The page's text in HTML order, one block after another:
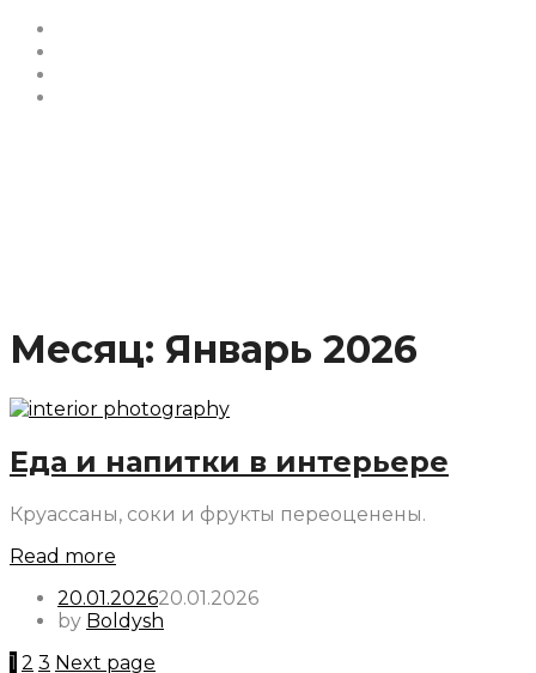
Месяц: Январь 2026
Еда и напитки в интерьере
Круассаны, соки и фрукты переоценены.
Read more
20.01.202620.01.2026
by Boldysh
1 2 3 Next page